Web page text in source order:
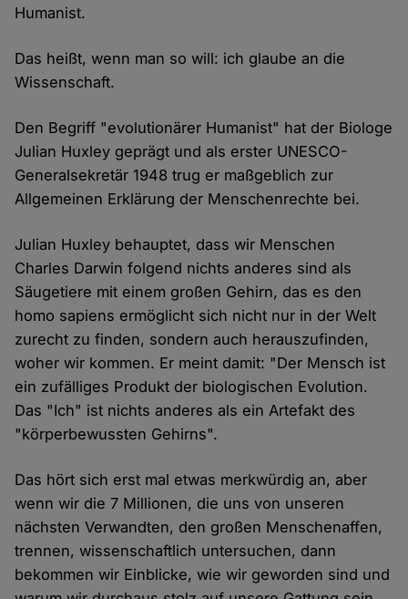
Humanist.
Das heißt, wenn man so will: ich glaube an die
Wissenschaft.
Den Begriff "evolutionärer Humanist" hat der Biologe
Julian Huxley geprägt und als erster UNESCO-
Generalsekretär 1948 trug er maßgeblich zur
Allgemeinen Erklärung der Menschenrechte bei.
Julian Huxley behauptet, dass wir Menschen
Charles Darwin folgend nichts anderes sind als
Säugetiere mit einem großen Gehirn, das es den
homo sapiens ermöglicht sich nicht nur in der Welt
zurecht zu finden, sondern auch herauszufinden,
woher wir kommen. Er meint damit: "Der Mensch ist
ein zufälliges Produkt der biologischen Evolution.
Das "Ich" ist nichts anderes als ein Artefakt des
"körperbewussten Gehirns".
Das hört sich erst mal etwas merkwürdig an, aber
wenn wir die 7 Millionen, die uns von unseren
nächsten Verwandten, den großen Menschenaffen,
trennen, wissenschaftlich untersuchen, dann
bekommen wir Einblicke, wie wir geworden sind und